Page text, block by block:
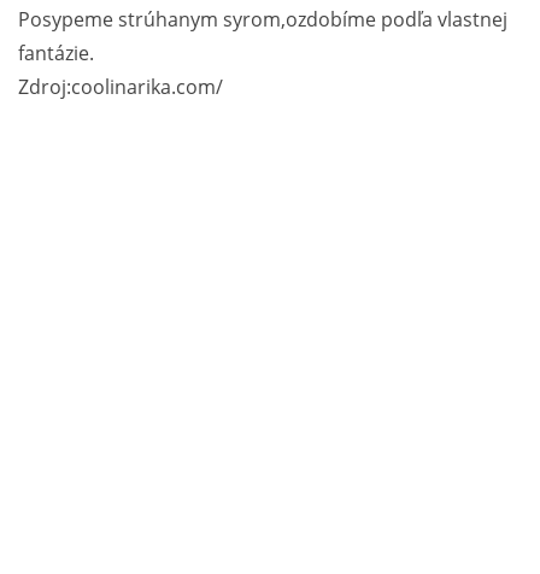
Posypeme strúhanym syrom,ozdobíme podľa vlastnej
fantázie.
Zdroj:coolinarika.com/